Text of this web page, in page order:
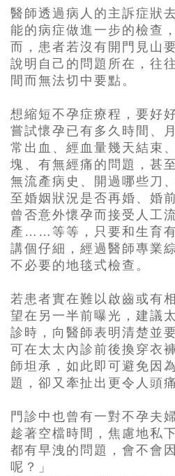
醫師透過病人的主訴症狀
能的病症做進一步的檢查
而，患者若沒有開門見山
說明自己的問題所在，往
間而無法切中要點。
想縮短不孕症療程，要好
嘗試懷孕已有多久時間、
常出血、經血量幾天結束
塊、有無經痛的問題，甚
無流產病史、開過哪些刀
至婚姻狀況是否再婚、婚
曾否意外懷孕而接受人工
產……等等，只要和生育
講個仔細，經過醫師專業
不必要的地毯式檢查。
若患者實在難以啟齒或有
望在另一半前曝光，建議
診時，向醫師表明清楚並
可在太太內診前後換穿衣
師坦承，如此即可避免因
題，卻又牽扯出更令人頭
門診中也曾有一對不孕夫
趁著空檔時間，焦慮地私
都有早洩的問題，會不會
呢？」